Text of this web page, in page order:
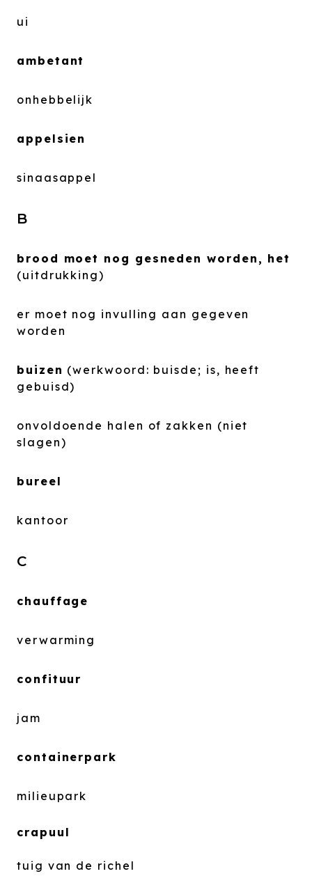
ui
ambetant
onhebbelijk
appelsien
sinaasappel
B
brood moet nog gesneden worden, het
(uitdrukking)
er moet nog invulling aan gegeven
worden
buizen (werkwoord: buisde; is, heeft
gebuisd)
onvoldoende halen of zakken (niet
slagen)
bureel
kantoor
C
chauffage
verwarming
confituur
jam
containerpark
milieupark
crapuul
tuig van de richel